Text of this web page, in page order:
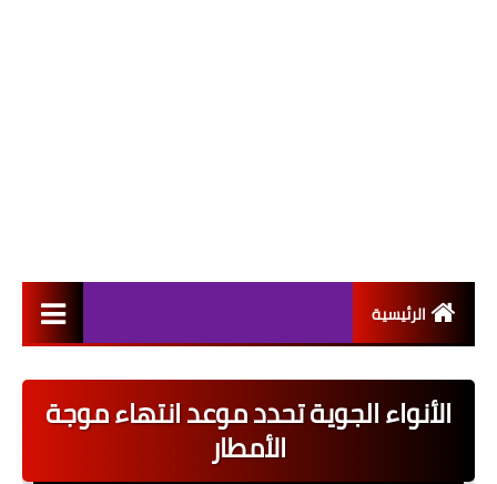
الرئيسية
اخبار القطاع العام
اخبار القطاع الخاص
الأنواء الجوية تحدد موعد انتهاء موجة
الأمطار